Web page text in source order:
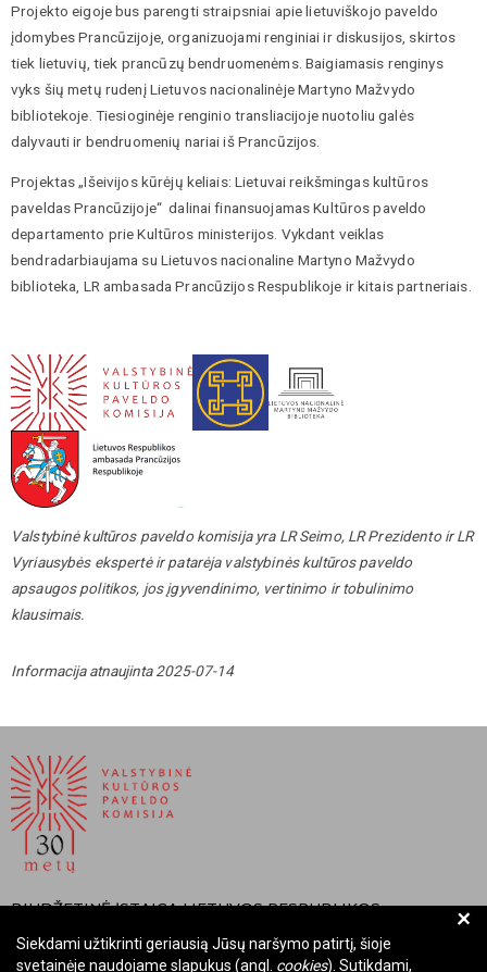
Projekto eigoje bus parengti straipsniai apie lietuviškojo paveldo
įdomybes Prancūzijoje, organizuojami renginiai ir diskusijos, skirtos
tiek lietuvių, tiek prancūzų bendruomenėms. Baigiamasis renginys
vyks šių metų rudenį Lietuvos nacionalinėje Martyno Mažvydo
bibliotekoje. Tiesioginėje renginio transliacijoje nuotoliu galės
dalyvauti ir bendruomenių nariai iš Prancūzijos.
Projektas „Išeivijos kūrėjų keliais: Lietuvai reikšmingas kultūros
paveldas Prancūzijoje“ dalinai finansuojamas Kultūros paveldo
departamento prie Kultūros ministerijos. Vykdant veiklas
bendradarbiaujama su Lietuvos nacionaline Martyno Mažvydo
biblioteka, LR ambasada Prancūzijos Respublikoje ir kitais partneriais.
Valstybinė kultūros paveldo komisija yra LR Seimo, LR Prezidento ir LR
Vyriausybės ekspertė ir patarėja valstybinės kultūros paveldo
apsaugos politikos, jos įgyvendinimo, vertinimo ir tobulinimo
klausimais.
Informacija atnaujinta 2025-07-14
BIUDŽETINĖ ĮSTAIGA LIETUVOS RESPUBLIKOS
VALSTYBINĖ KULTŪROS PAVELDO KOMISIJA
+
Siekdami užtikrinti geriausią Jūsų naršymo patirtį, šioje
svetainėje naudojame slapukus (angl. cookies). Sutikdami,